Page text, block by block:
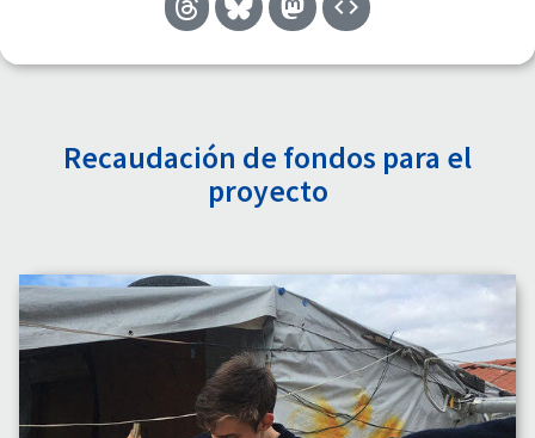
Recaudación de fondos para el
proyecto